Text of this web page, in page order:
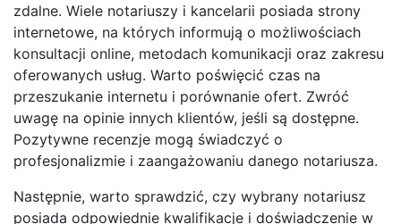
zdalne. Wiele notariuszy i kancelarii posiada strony
internetowe, na których informują o możliwościach
konsultacji online, metodach komunikacji oraz zakresu
oferowanych usług. Warto poświęcić czas na
przeszukanie internetu i porównanie ofert. Zwróć
uwagę na opinie innych klientów, jeśli są dostępne.
Pozytywne recenzje mogą świadczyć o
profesjonalizmie i zaangażowaniu danego notariusza.
Następnie, warto sprawdzić, czy wybrany notariusz
posiada odpowiednie kwalifikacje i doświadczenie w